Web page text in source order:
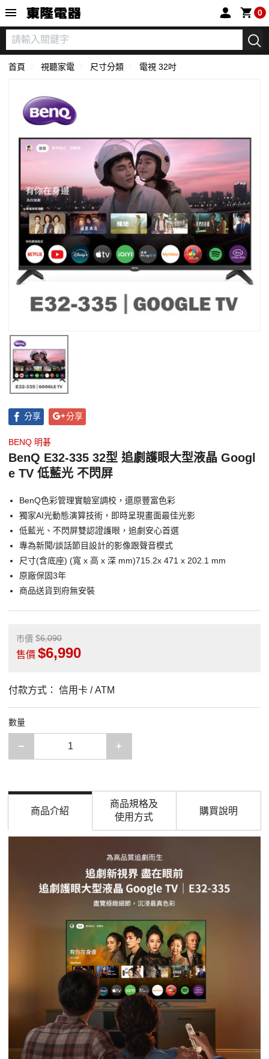
0
首頁 視聽家電 尺寸分類 電視 32吋
分享 分享
BENQ 明碁
BenQ E32-335 32型 追劇護眼大型液晶 Googl
e TV 低藍光 不閃屏
BenQ色彩管理實驗室調校，還原豐富色彩
獨家AI光動態演算技術，即時呈現畫面最佳光影
低藍光、不閃屏雙認證護眼，追劇安心首選
專為新聞/談話節目設計的影像跟聲音模式
尺寸(含底座) (寬 x 高 x 深 mm)715.2x 471 x 202.1 mm
原廠保固3年
商品送貨到府無安裝
市價 6,090
售價 6,990
付款方式： 信用卡 / ATM
數量
減少一項
商品介紹
商品規格及
使用方式
購買說明